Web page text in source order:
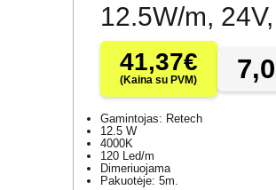
12.5W/m,
41,37€
(Kaina su PVM)
Gamintojas: Retech
12.5 W
4000K
120 Led/m
Dimeriuojama
Pakuotėje: 5m.